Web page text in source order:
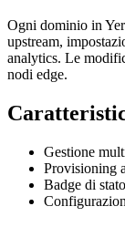
Ogni dominio in
upstream,
analytics. Le
nodi edge.
Gestione
Provisioning
Badge di